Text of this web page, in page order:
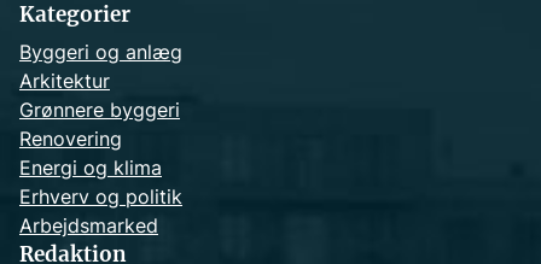
Kategorier
Byggeri og anlæg
Arkitektur
Grønnere byggeri
Renovering
Energi og klima
Erhverv og politik
Arbejdsmarked
Redaktion